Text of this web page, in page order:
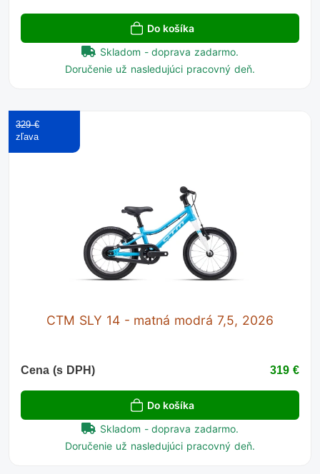
Do košíka
Skladom - doprava zadarmo.
Doručenie už nasledujúci pracovný deň.
CTM SLY 14 - matná modrá 7,5, 2026
329 €
Cena (s DPH) 319 €
Do košíka
Skladom - doprava zadarmo.
Doručenie už nasledujúci pracovný deň.